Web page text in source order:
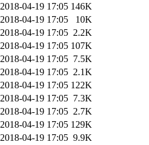
2018-04-19 17:05 146K
2018-04-19 17:05
10K
2018-04-19 17:05 2.2K
2018-04-19 17:05 107K
2018-04-19 17:05 7.5K
2018-04-19 17:05 2.1K
2018-04-19 17:05 122K
2018-04-19 17:05 7.3K
2018-04-19 17:05 2.7K
2018-04-19 17:05 129K
2018-04-19 17:05 9.9K